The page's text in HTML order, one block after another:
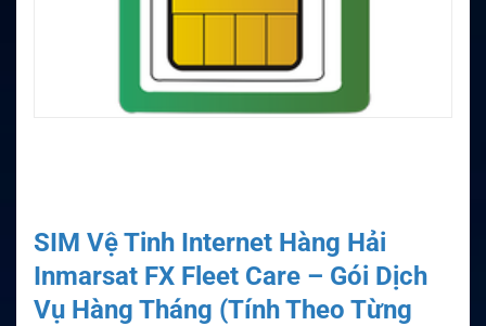
SIM Vệ Tinh Internet Hàng Hải
Inmarsat FX Fleet Care – Gói Dịch
Vụ Hàng Tháng (Tính Theo Từng